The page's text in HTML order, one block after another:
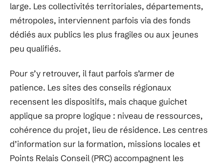
large. Les collectivités territoriales, départements,
métropoles, interviennent parfois via des fonds
dédiés aux publics les plus fragiles ou aux jeunes
peu qualifiés.
Pour s’y retrouver, il faut parfois s’armer de
patience. Les sites des conseils régionaux
recensent les dispositifs, mais chaque guichet
applique sa propre logique : niveau de ressources,
cohérence du projet, lieu de résidence. Les centres
d’information sur la formation, missions locales et
Points Relais Conseil (PRC) accompagnent les